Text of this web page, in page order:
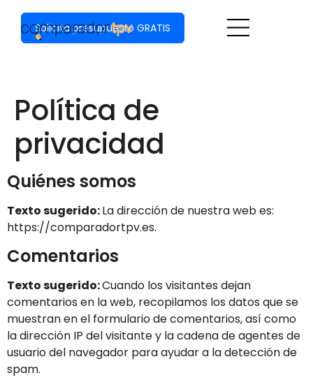
Solicita presupuesto GRATIS
Política de
privacidad
Quiénes somos
Texto sugerido:La dirección de nuestra web es:
https://comparadortpv.es.
Comentarios
Texto sugerido:Cuando los visitantes dejan
comentarios en la web, recopilamos los datos que se
muestran en el formulario de comentarios, así como
la dirección IP del visitante y la cadena de agentes de
usuario del navegador para ayudar a la detección de
spam.